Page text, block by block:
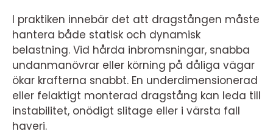
I praktiken innebär det att dragstången måste
hantera både statisk och dynamisk
belastning. Vid hårda inbromsningar, snabba
undanmanövrar eller körning på dåliga vägar
ökar krafterna snabbt. En underdimensionerad
eller felaktigt monterad dragstång kan leda till
instabilitet, onödigt slitage eller i värsta fall
haveri.